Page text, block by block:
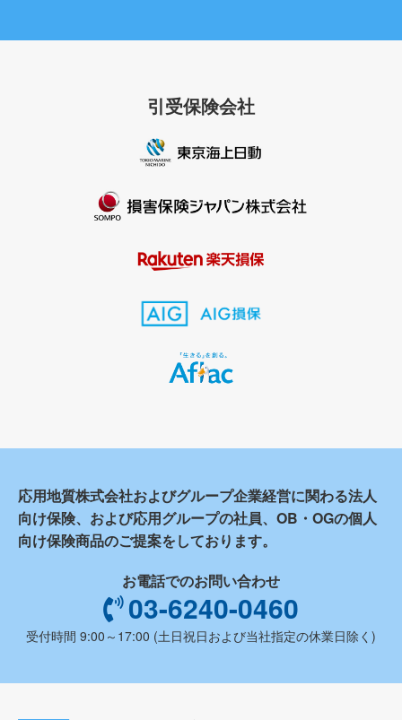
引受保険会社
応用地質株式会社およびグループ企業経営に関わる法人
向け保険、および応用グループの社員、OB・OGの個人
向け保険商品のご提案をしております。
お電話でのお問い合わせ
03-6240-0460
受付時間 9:00～17:00 (土日祝日および当社指定の休業日除く)